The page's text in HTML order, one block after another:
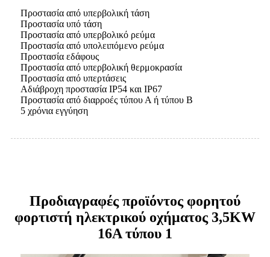
Προστασία από υπερβολική τάση
Προστασία υπό τάση
Προστασία από υπερβολικό ρεύμα
Προστασία από υπολειπόμενο ρεύμα
Προστασία εδάφους
Προστασία από υπερβολική θερμοκρασία
Προστασία από υπερτάσεις
Αδιάβροχη προστασία IP54 και IP67
Προστασία από διαρροές τύπου Α ή τύπου Β
5 χρόνια εγγύηση
Προδιαγραφές προϊόντος φορητού
φορτιστή ηλεκτρικού οχήματος 3,5KW
16A τύπου 1